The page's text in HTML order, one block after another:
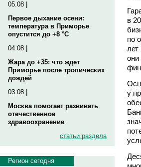
05.08 |
Первое дыхание осени:
температура в Приморье
опустится до +8 °C
04.08 |
Жара до +35: что ждет
Приморье после тропических
дождей
03.08 |
Москва помогает развивать
отечественное
здравоохранение
статьи раздела
Регион сегодня
в
по
они
у